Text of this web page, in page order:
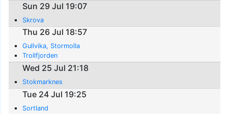
Sun 29 Jul 19:07
Skrova
Thu 26 Jul 18:57
Gullvika, Stormolla
Trollfjorden
Wed 25 Jul 21:18
Stokmarknes
Tue 24 Jul 19:25
Sortland